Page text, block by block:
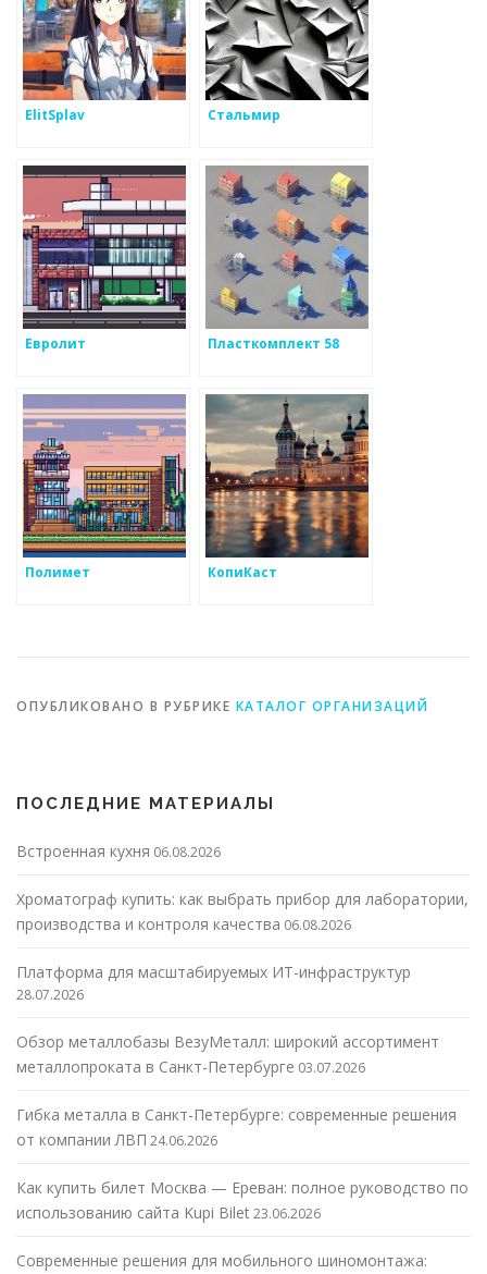
ElitSplav Стальмир
Евролит Пласткомплект 58
Полимет КопиКаст
ОПУБЛИКОВАНО В РУБРИКЕ КАТАЛОГ ОРГАНИЗАЦИЙ
ПОСЛЕДНИЕ МАТЕРИАЛЫ
Встроенная кухня 06.08.2026
Хроматограф купить: как выбрать прибор для лаборатории,
производства и контроля качества 06.08.2026
Платформа для масштабируемых ИТ-инфраструктур
28.07.2026
Обзор металлобазы ВезуМеталл: широкий ассортимент
металлопроката в Санкт-Петербурге 03.07.2026
Гибка металла в Санкт-Петербурге: современные решения
от компании ЛВП 24.06.2026
Как купить билет Москва — Ереван: полное руководство по
использованию сайта Kupi Bilet23.06.2026
Современные решения для мобильного шиномонтажа: